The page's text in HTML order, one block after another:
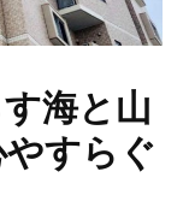
海と山
すらぐ